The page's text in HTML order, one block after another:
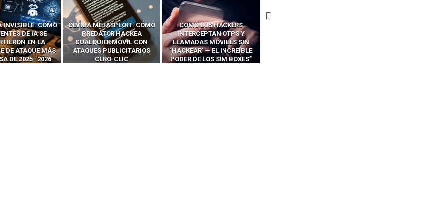
INVISIBLE: CÓMO
DE IA SE
EN LA
DE ATAQUE MÁS
DE 2025–2026
OLVIDA METASPLOIT: CÓMO
PREDATOR HACKEA
CUALQUIER MÓVIL CON
ATAQUES PUBLICITARIOS
CERO-CLIC
CÓMO LOS HACKERS
INTERCEPTAN OTPS Y
LLAMADAS MÓVILES SIN
‘HACKEAR’ — EL INCREÍBLE
PODER DE LOS SIM BOXES”